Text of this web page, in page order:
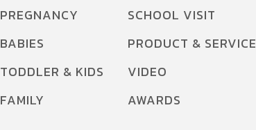
PREGNANCY
BABIES
TODDLER & KIDS
FAMILY
SCHOOL VISIT
PRODUCT & SERVICE
VIDEO
AWARDS